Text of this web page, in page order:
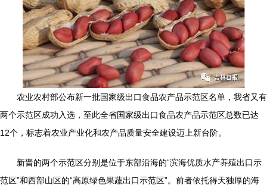
农业农村部公布新一批国家级出口食品农产品示范区名单，我省又有
两个示范区成功入选，至此全省国家级出口食品农产品示范区总数已达
12个，标志着农业产业化和农产品质量安全建设迈上新台阶。
新晋的两个示范区分别是位于东部沿海的“滨海优质水产养殖出口示
范区”和西部山区的“高原绿色果蔬出口示范区”。前者依托得天独厚的海